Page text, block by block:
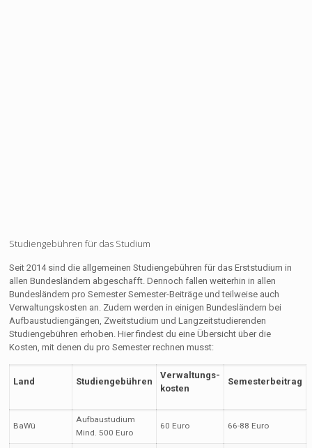
Studiengebühren für das Studium
Seit 2014 sind die allgemeinen Studiengebühren für das Erststudium in
allen Bundesländern abgeschafft. Dennoch fallen weiterhin in allen
Bundesländern pro Semester Semester-Beiträge und teilweise auch
Verwaltungskosten an. Zudem werden in einigen Bundesländern bei
Aufbaustudiengängen, Zweitstudium und Langzeitstudierenden
Studiengebühren erhoben. Hier findest du eine Übersicht über die
Kosten, mit denen du pro Semester rechnen musst:
Land Studiengebühren
Verwaltungs-
kosten
Semesterbeitrag
BaWü
Aufbaustudium
Mind. 500 Euro
60 Euro 66-88 Euro